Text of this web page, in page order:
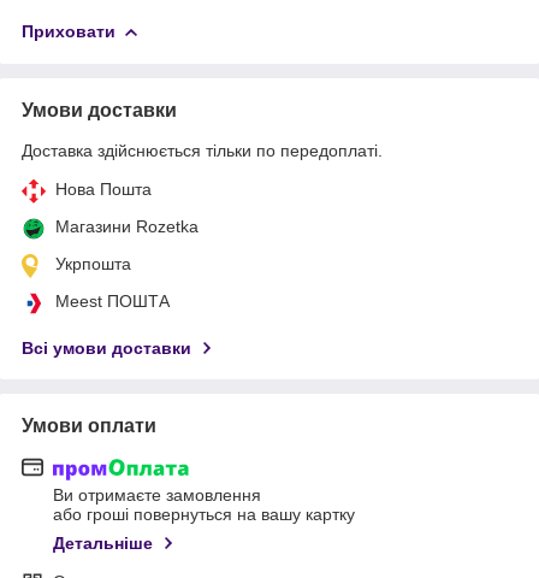
Приховати
Умови доставки
Доставка здійснюється тільки по передоплаті.
Нова Пошта
Магазини Rozetka
Укрпошта
Meest ПОШТА
Всі умови доставки
Умови оплати
Ви отримаєте замовлення
або гроші повернуться на вашу картку
Детальніше